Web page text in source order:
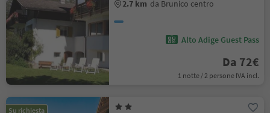
2.7 km da Brunico centro
Alto Adige Guest Pass
Da 72€
1 notte / 2 persone IVA incl.
Su richiesta